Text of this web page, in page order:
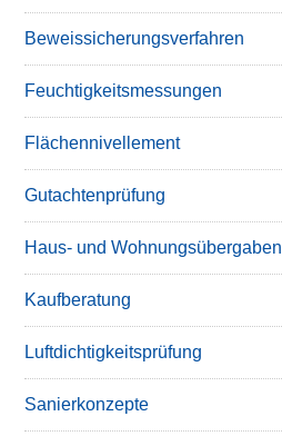
Beweissicherungsverfahren
Feuchtigkeitsmessungen
Flächennivellement
Gutachtenprüfung
Haus- und Wohnungsübergaben
Kaufberatung
Luftdichtigkeitsprüfung
Sanierkonzepte